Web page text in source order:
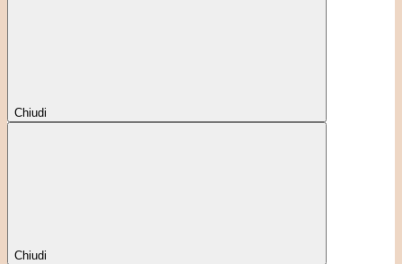
Chiudi
Chiudi